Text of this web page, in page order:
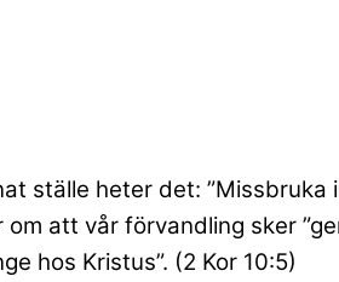
ställe heter det:
att vår förvandling sker
hos Kristus”. (2 Kor 10:5)